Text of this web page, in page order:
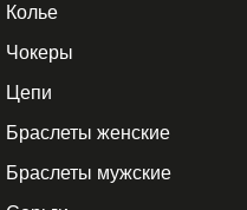
Колье
Чокеры
Цепи
Браслеты женские
Браслеты мужские